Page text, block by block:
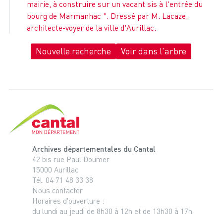
mairie, à construire sur un vacant sis à l'entrée du
bourg de Marmanhac ". Dressé par M. Lacaze,
architecte-voyer de la ville d'Aurillac.
Nouvelle recherche Voir dans l'arbre
Archives départementales du Cantal
42 bis rue Paul Doumer
15000 Aurillac
Tél. 04 71 48 33 38
Nous contacter
Horaires d'ouverture :
du lundi au jeudi de 8h30 à 12h et de 13h30 à 17h.